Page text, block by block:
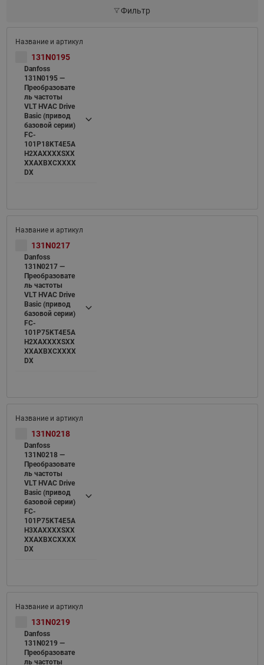
Фильтр
131N0195
Danfoss
131N0195 —
Преобразовате
ль частоты
VLT HVAC Drive
Basic (привод
базовой серии)
FC-
101P18KT4E5A
H2XAXXXXSXX
XXAXBXCXXXX
DX
131N0217
Danfoss
131N0217 —
Преобразовате
ль частоты
VLT HVAC Drive
Basic (привод
базовой серии)
FC-
101P75KT4E5A
H2XAXXXXSXX
XXAXBXCXXXX
DX
131N0218
Danfoss
131N0218 —
Преобразовате
ль частоты
VLT HVAC Drive
Basic (привод
базовой серии)
FC-
101P75KT4E5A
H3XAXXXXSXX
XXAXBXCXXXX
DX
131N0219
Danfoss
131N0219 —
Преобразовате
ль частоты